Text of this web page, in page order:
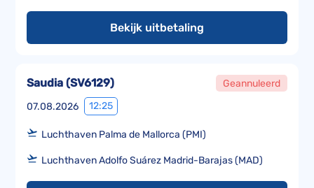
Bekijk uitbetaling
07.08.2026 12:25
Saudia (SV6129) Geannuleerd
Luchthaven Palma de Mallorca (PMI)
Luchthaven Adolfo Suárez Madrid-Barajas (MAD)